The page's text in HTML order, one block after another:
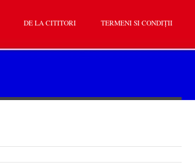
DE LA CITITORI TERMENI SI CONDIȚII